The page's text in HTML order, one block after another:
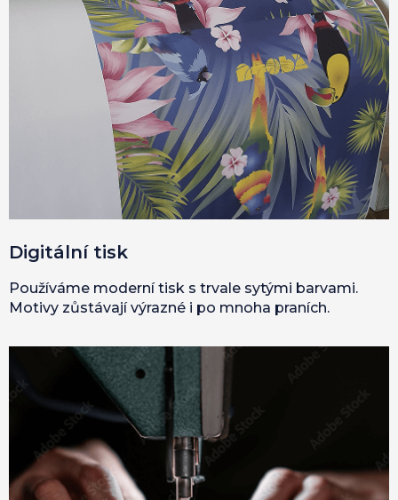
Digitální tisk
Používáme moderní tisk s trvale sytými barvami.
Motivy zůstávají výrazné i po mnoha praních.